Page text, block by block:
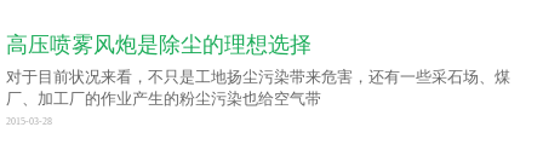
高压喷雾风炮是除尘的理想选择
对于目前状况来看，不只是工地扬尘污染带来危害，还有一些采石场、煤
厂、加工厂的作业产生的粉尘污染也给空气带
2015-03-28